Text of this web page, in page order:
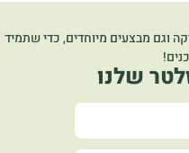
וגם מבצעים מיוחדים, כדי שתמיד
שלנו